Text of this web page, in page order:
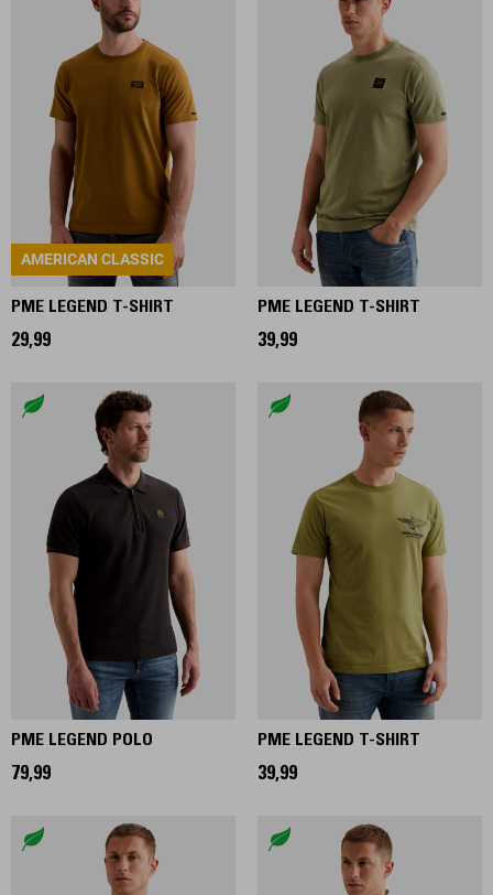
AMERICAN CLASSIC
PME LEGEND T-SHIRT
29,99
PME LEGEND T-SHIRT
39,99
PME LEGEND POLO
79,99
PME LEGEND T-SHIRT
39,99